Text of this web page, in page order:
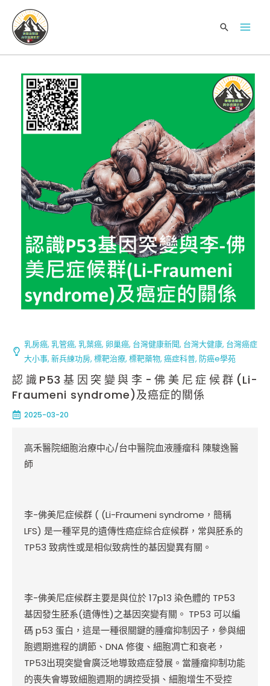
要
搜
乳房癌, 乳管癌, 乳葉癌, 卵巢癌, 台灣健康新聞, 台灣大健康, 台灣癌症
大小事, 新兵練功房, 標靶治療, 標靶藥物, 癌症科普, 防癌e學苑
認識P53基因突變與李-佛美尼症候群(Li-
Fraumeni syndrome)及癌症的關係
2025-03-20
高禾醫院細胞治療中心/台中醫院血液腫瘤科 陳駿逸醫
師
李-佛美尼症候群 ( (Li-Fraumeni syndrome，簡稱
LFS) 是一種罕見的遺傳性癌症綜合症候群，常與胚系的
TP53 致病性或是相似致病性的基因變異有關。
李-佛美尼症候群主要是與位於 17p13 染色體的 TP53
基因發生胚系(遺傳性)之基因突變有關。 TP53 可以編
碼 p53 蛋白，這是一種很關鍵的腫瘤抑制因子，參與細
胞週期進程的調節、DNA 修復、細胞凋亡和衰老，
TP53出現突變會廣泛地導致癌症發展。當腫瘤抑制功能
的喪失會導致細胞週期的調控受損、細胞增生不受控